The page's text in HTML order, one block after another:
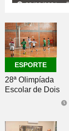
08/08/2026
ESPORTE
28ª Olimpíada
Escolar de Dois